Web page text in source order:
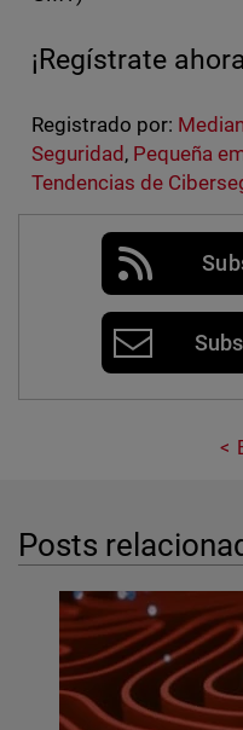
¡Regístrate
Registrado por:
Seguridad , Pequeña
Tendencias de
Posts